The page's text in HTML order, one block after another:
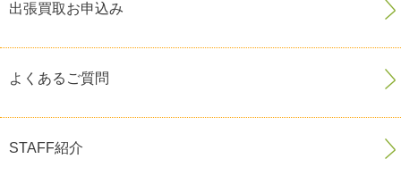
出張買取お申込み
よくあるご質問
STAFF紹介